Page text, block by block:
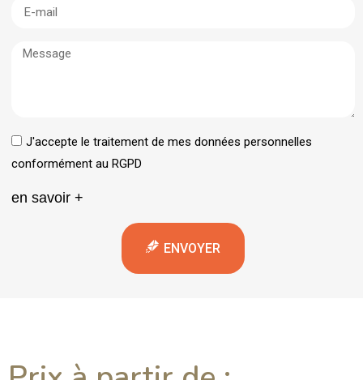
J'accepte le traitement de mes données personnelles
conformément au RGPD
en savoir +
ENVOYER